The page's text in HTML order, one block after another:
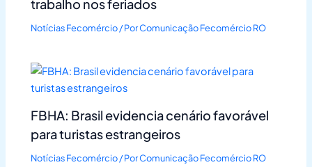
trabalho nos feriados
Notícias Fecomércio/ PorComunicação Fecomércio RO
FBHA: Brasil evidencia cenário favorável
para turistas estrangeiros
Notícias Fecomércio/ PorComunicação Fecomércio RO